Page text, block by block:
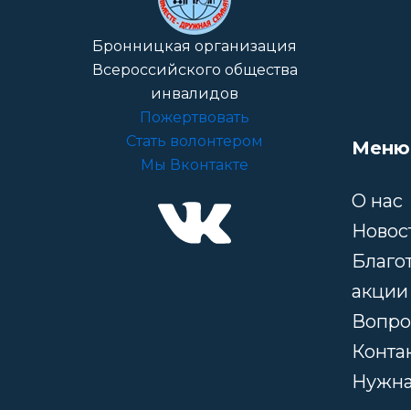
Бронницкая организация
Всероссийского общества
инвалидов
Пожертвовать
Стать волонтером
Мы Вконтакте
Меню
О нас
акции